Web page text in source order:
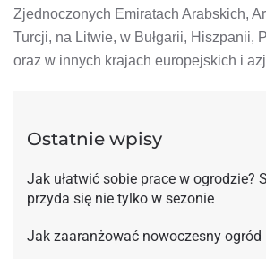
Zjednoczonych Emiratach Arabskich,
Turcji, na Litwie, w Bułgarii, Hiszpanii,
oraz w innych krajach europejskich i
Ostatnie wpisy
Jak ułatwić sobie prace w ogrodzie?
przyda się nie tylko w sezonie
Jak zaaranżować nowoczesny ogród